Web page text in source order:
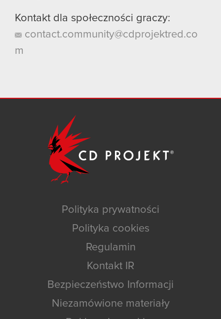
Kontakt dla społeczności graczy:
contact.community@cdprojektred.co
m
Polityka prywatności
Polityka cookies
Regulamin
Kontakt IR
Bezpieczeństwo Informacji
Niezamówione materiały